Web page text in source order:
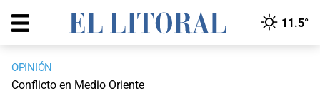
11.5°
OPINIÓN
Conflicto en Medio Oriente